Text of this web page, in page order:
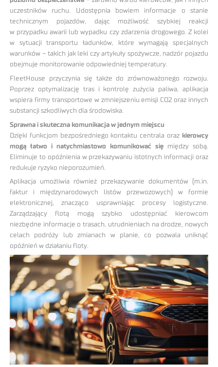
uczestników ruchu. Udostępnia bowiem informacje o stanie
technicznym pojazdów, dając możliwość szybkiej reakcji
w przypadku awarii lub wypadku czy zdarzenia drogowego. Z kolei
w sytuacji transportu ładunków, które wymagają specjalnych
warunków – takich jak leki czy artykuły spożywcze, nadzór pojazdu
obejmuje monitorowanie odpowiedniej temperatury.
FleetHouse przyczynia się także do zrównoważonego rozwoju.
Poprzez optymalizację tras i kontrolę zużycia paliwa, aplikacja
wspiera firmy transportowe w zmniejszeniu emisji CO2 oraz innych
substancji szkodliwych dla środowiska.
Sprawna i skuteczna komunikacja w jednym miejscu
Dzięki funkcjom bezpośredniego kontaktu centrala oraz kierowcy
mogą łatwo i natychmiastowo komunikować się między sobą.
Eliminuje to opóźnienia w przekazywaniu istotnych informacji oraz
redukuje ryzyko nieporozumień.
Aplikacja umożliwia również przekazywanie dokumentów (m.in.
faktur i międzynarodowych listów przewozowych) w formie
elektronicznej, znacząco usprawniając procesy logistyczne.
Zarządzający flotą mogą szybko udostępniać kierowcom
niezbędne informacje o trasach, utrudnieniach na drodze, nowych
celach podróży lub zmianach w planie, co pozwala uniknąć
opóźnień w działaniu floty.